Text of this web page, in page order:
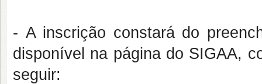
- A inscrição constará do
disponível na página do SIGAA,
seguir: